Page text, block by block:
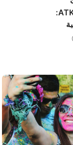
المتحدة اليوم | ATKR: